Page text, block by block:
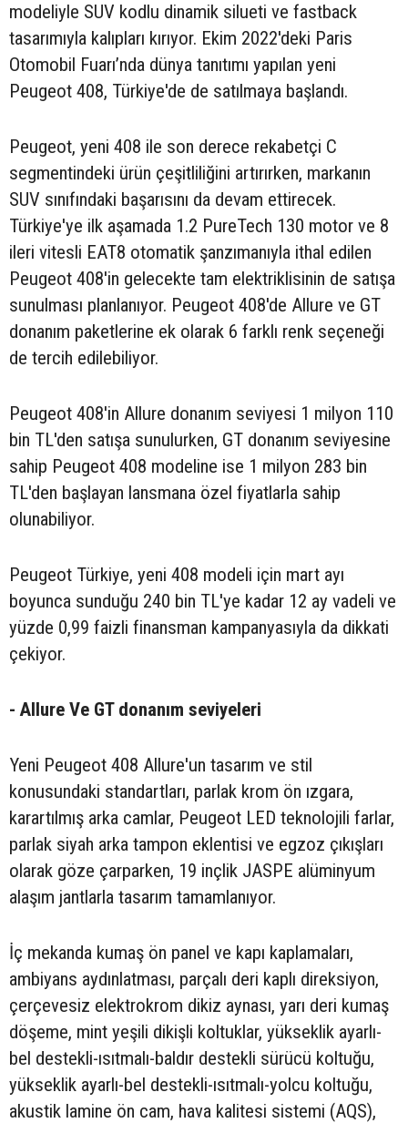
modeliyle SUV kodlu dinamik silueti ve fastback
tasarımıyla kalıpları kırıyor. Ekim 2022'deki Paris
Otomobil Fuarı’nda dünya tanıtımı yapılan yeni
Peugeot 408, Türkiye'de de satılmaya başlandı.
Peugeot, yeni 408 ile son derece rekabetçi C
segmentindeki ürün çeşitliliğini artırırken, markanın
SUV sınıfındaki başarısını da devam ettirecek.
Türkiye'ye ilk aşamada 1.2 PureTech 130 motor ve 8
ileri vitesli EAT8 otomatik şanzımanıyla ithal edilen
Peugeot 408'in gelecekte tam elektriklisinin de satışa
sunulması planlanıyor. Peugeot 408'de Allure ve GT
donanım paketlerine ek olarak 6 farklı renk seçeneği
de tercih edilebiliyor.
Peugeot 408'in Allure donanım seviyesi 1 milyon 110
bin TL'den satışa sunulurken, GT donanım seviyesine
sahip Peugeot 408 modeline ise 1 milyon 283 bin
TL'den başlayan lansmana özel fiyatlarla sahip
olunabiliyor.
Peugeot Türkiye, yeni 408 modeli için mart ayı
boyunca sunduğu 240 bin TL'ye kadar 12 ay vadeli ve
yüzde 0,99 faizli finansman kampanyasıyla da dikkati
çekiyor.
- Allure Ve GT donanım seviyeleri
Yeni Peugeot 408 Allure'un tasarım ve stil
konusundaki standartları, parlak krom ön ızgara,
karartılmış arka camlar, Peugeot LED teknolojili farlar,
parlak siyah arka tampon eklentisi ve egzoz çıkışları
olarak göze çarparken, 19 inçlik JASPE alüminyum
alaşım jantlarla tasarım tamamlanıyor.
İç mekanda kumaş ön panel ve kapı kaplamaları,
ambiyans aydınlatması, parçalı deri kaplı direksiyon,
çerçevesiz elektrokrom dikiz aynası, yarı deri kumaş
döşeme, mint yeşili dikişli koltuklar, yükseklik ayarlı-
bel destekli-ısıtmalı-baldır destekli sürücü koltuğu,
yükseklik ayarlı-bel destekli-ısıtmalı-yolcu koltuğu,
akustik lamine ön cam, hava kalitesi sistemi (AQS),